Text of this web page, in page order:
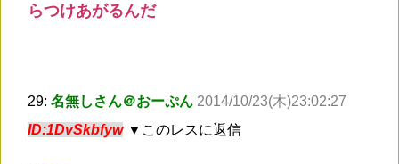
らつけあがるんだ
29: 名無しさん＠おーぷん 2014/10/23(木)23:02:27
ID:1DvSkbfyw ▼このレスに返信